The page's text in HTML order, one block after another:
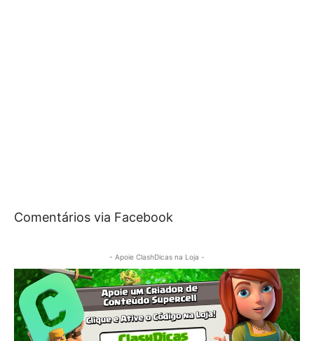
Comentários via Facebook
- Apoie ClashDicas na Loja -